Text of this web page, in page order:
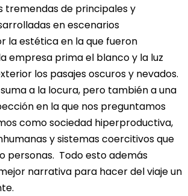
tremendas de principales y
en escenarios
la estética en la que fueron
empresa prima el blanco y la luz
los pasajes oscuros y nevados.
a la locura, pero también a una
en la que nos preguntamos
como sociedad hiperproductiva,
y sistemas coercitivos que
personas. Todo esto además
narrativa para hacer del viaje un